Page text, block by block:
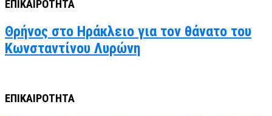
ΕΠΙΚΑΙΡΟΤΗΤΑ
Θρήνος στο Ηράκλειο για τον θάνατο του
Κωνσταντίνου Λυρώνη
ΕΠΙΚΑΙΡΟΤΗΤΑ